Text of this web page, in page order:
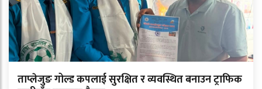
ताप्लेजुङ गोल्ड कपलाई सुरक्षित र व्यवस्थित बनाउन ट्राफिक